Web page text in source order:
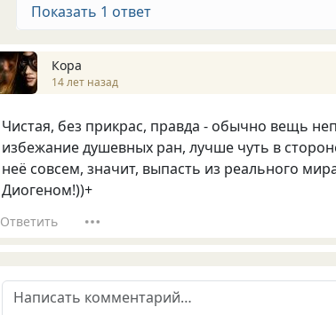
Показать 1 ответ
Кора
14 лет назад
Чистая, без прикрас, правда - обычно вещь
избежание душевных ран, лучше чуть в
неё совсем, значит, выпасть из реального
Диогеном!))+
Ответить